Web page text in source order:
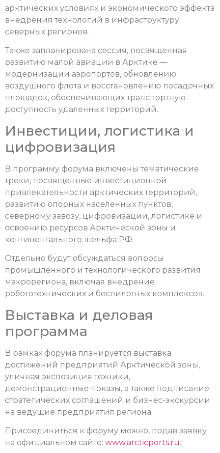
арктических условиях и экономического эффекта
внедрения технологий в инфраструктуру
северных регионов.
Также запланирована сессия, посвященная
развитию малой авиации в Арктике —
модернизации аэропортов, обновлению
воздушного флота и восстановлению посадочных
площадок, обеспечивающих транспортную
доступность удаленных территорий.
Инвестиции, логистика и
цифровизация
В программу форума включены тематические
треки, посвященные инвестиционной
привлекательности арктических территорий,
развитию опорных населенных пунктов,
северному завозу, цифровизации, логистике и
освоению ресурсов Арктической зоны и
континентального шельфа РФ.
Отдельно будут обсуждаться вопросы
промышленного и технологического развития
макрорегиона, включая внедрение
робототехнических и беспилотных комплексов.
Выставка и деловая
программа
В рамках форума планируется выставка
достижений предприятий Арктической зоны,
уличная экспозиция техники,
демонстрационные показы, а также подписание
стратегических соглашений и бизнес-экскурсии
на ведущие предприятия региона.
Присоединиться к форуму можно, подав заявку
на официальном сайте: www.arcticports.ru.